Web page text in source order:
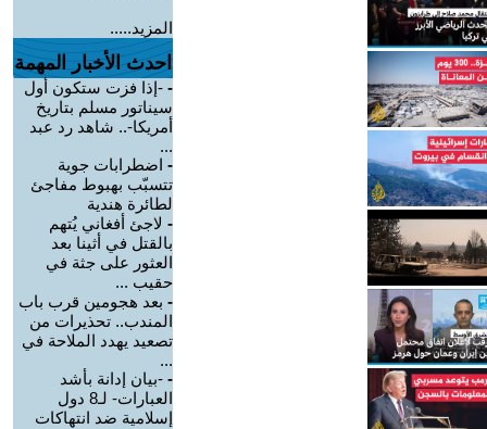
المزيد.....
احدث الأخبار المهمة
- -إذا فزت ستكون أول
سيناتور مسلم بتاريخ
أمريكا-.. شاهد رد عبد
...
- اضطرابات جوية
تتسبّب بهبوط مفاجئ
لطائرة هندية
- لاجئ أفغاني يُتهم
بالقتل في أثينا بعد
العثور على جثة في
حقيب ...
- بعد هجومين قرب باب
المندب.. تحذيرات من
تصعيد يهدد الملاحة في
...
- -بيان إدانة بأشد
العبارات- لـ8 دول
إسلامية ضد انتهاكات